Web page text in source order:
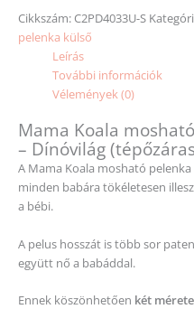
Cikkszám: C2PD4033U-S
pelenka külső
Leírás
További információk
Vélemények (0)
Mama Koala
– Dínóvilág
A Mama Koala mosható
minden babára tökéletesen
a bébi.
A pelus hosszát is több sor
együtt nő a babáddal.
Ennek köszönhetően két mérete